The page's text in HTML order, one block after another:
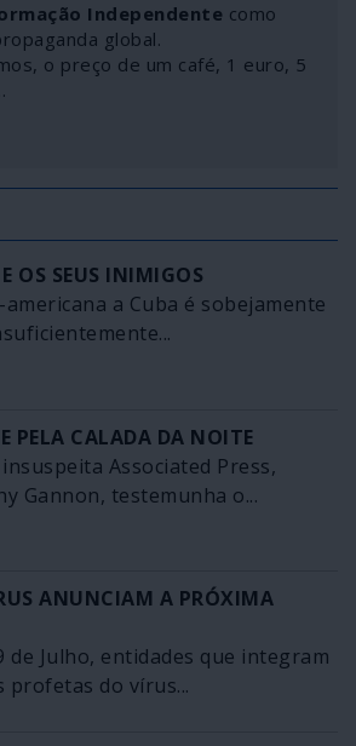
Independente como
global.
o preço de um café, 1 euro, 5
OS SEUS INIMIGOS
a Cuba é sobejamente
PELA CALADA DA NOITE
Associated Press,
Gannon, testemunha o...
ANUNCIAM A PRÓXIMA
de Julho, entidades que integram
profetas do vírus...